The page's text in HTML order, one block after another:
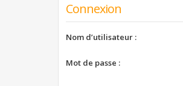
Connexion
Nom d’utilisateur :
Mot de passe :